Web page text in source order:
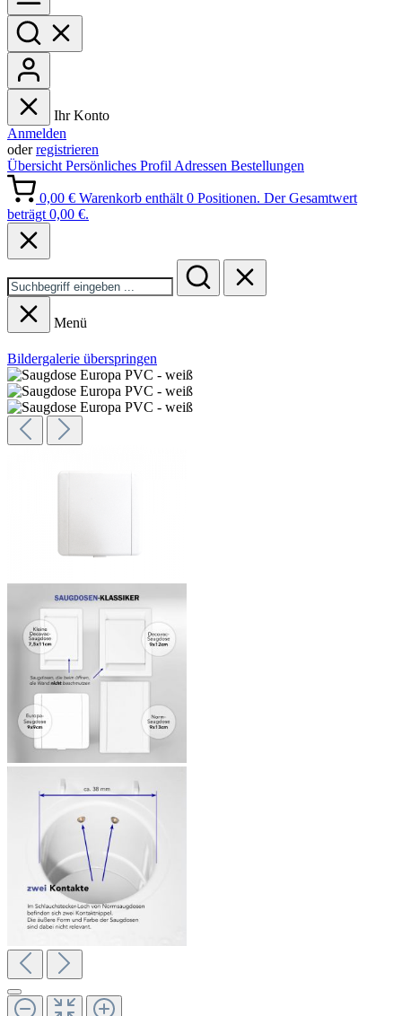
Ihr Konto
Anmelden
oderregistrieren
Übersicht Persönliches Profil Adressen Bestellungen
0,00 € Warenkorb enthält 0 Positionen. Der Gesamtwert
beträgt 0,00 €.
Menü
Bildergalerie überspringen